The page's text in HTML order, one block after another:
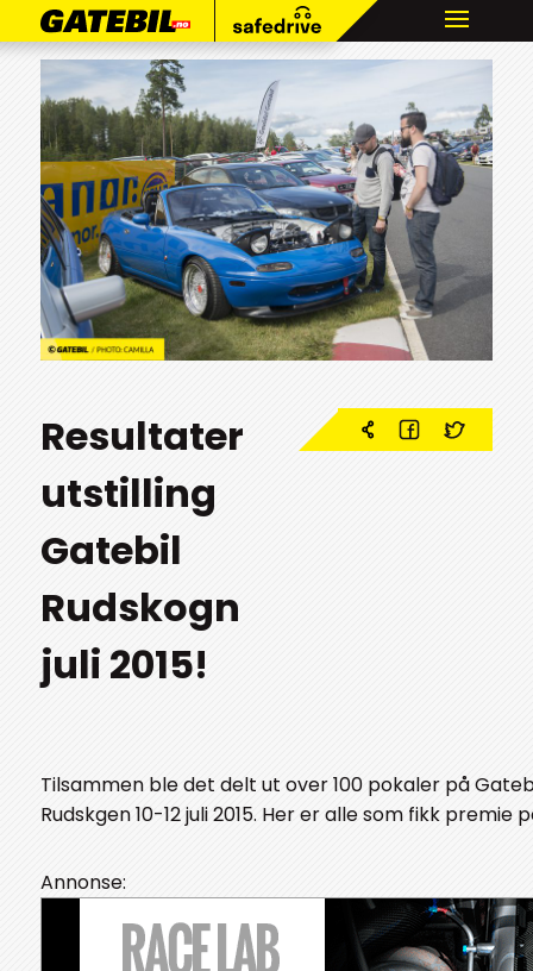
Resultater
utstilling
Gatebil
Rudskogn
juli 2015!
Tilsammen ble det delt ut over 100 pokaler på
Rudskgen 10-12 juli 2015. Her er alle som fikk premie
Annonse: